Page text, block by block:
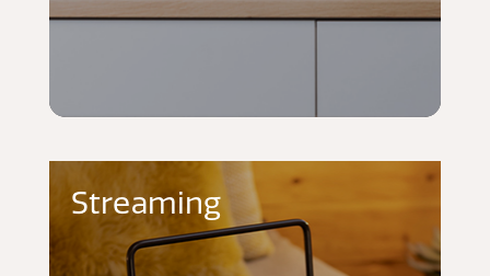
Streaming